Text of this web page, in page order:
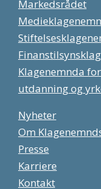
Markedsrådet
Klagenemnda
utdanning og
Nyheter
Om
Presse
Karriere
Kontakt